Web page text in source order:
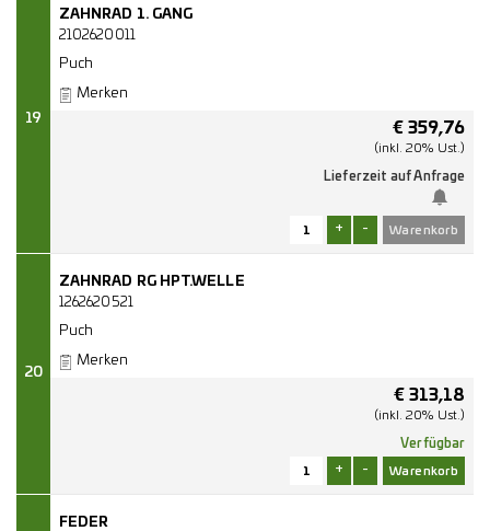
19
ZAHNRAD 1. GANG
2102620011
Puch
Merken
€ 359,76
(inkl. 20% Ust.)
Lieferzeit auf Anfrage
+ -
20
ZAHNRAD RG HPT.WELLE
1262620521
Puch
Merken
€ 313,18
(inkl. 20% Ust.)
Verfügbar
+ -
FEDER